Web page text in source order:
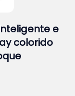
e
colorido